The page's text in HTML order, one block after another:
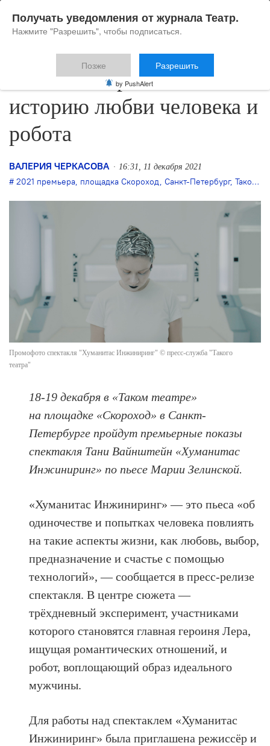
«Такой театр» покажет
историю любви человека и
робота
ВАЛЕРИЯ ЧЕРКАСОВА 16:31, 11 декабря 2021
2021 премьера, площадка Скороход, Санкт-Петербург, Такой театр
Промофото спектакля "Хуманитас Инжиниринг" © пресс-служба "Такого
театра"
18-19 декабря в «Таком театре»
на площадке «Скороход» в Санкт-
Петербурге пройдут премьерные показы
спектакля Тани Вайнштейн «Хуманитас
Инжиниринг» по пьесе Марии Зелинской.
«Хуманитас Инжиниринг» — это пьеса «об
одиночестве и попытках человека повлиять
на такие аспекты жизни, как любовь, выбор,
предназначение и счастье с помощью
технологий», — сообщается в пресс-релизе
спектакля. В центре сюжета —
трёхдневный эксперимент, участниками
которого становятся главная героиня Лера,
ищущая романтических отношений, и
робот, воплощающий образ идеального
мужчины.
Для работы над спектаклем «Хуманитас
Инжиниринг» была приглашена режиссёр и
Получать уведомления от журнала Театр.
Нажмите "Разрешить", чтобы подписаться.
Позже Разрешить
by PushAlert